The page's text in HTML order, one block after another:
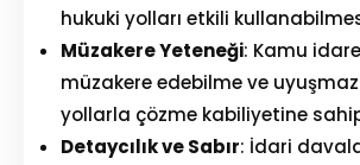
hukuki yolları etkili
Müzakere Yeteneği: Kamu
müzakere edebilme ve
yollarla çözme kabiliyetine
Detaycılık ve Sabır: İdari